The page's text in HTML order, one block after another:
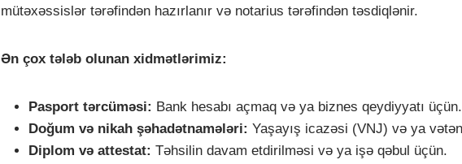
mütəxəssislər tərəfindən hazırlanır və notarius tərəfindən təsdiqlənir.
Ən çox tələb olunan xidmətlərimiz:
Pasport tərcüməsi: Bank hesabı açmaq və ya biznes qeydiyyatı üçün.
Doğum və nikah şəhadətnamələri: Yaşayış icazəsi (VNJ) və ya
Diplom və attestat: Təhsilin davam etdirilməsi və ya işə qəbul üçün.